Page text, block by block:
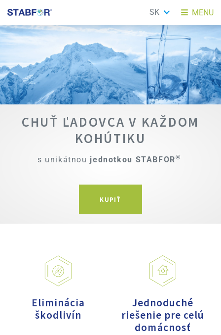
CHUŤ ĽADOVCA V KAŽDOM
KOHÚTIKU
s unikátnou jednotkou STABFOR®
KUPIŤ
Eliminácia
škodlivín
Jednoduché
riešenie pre celú
domácnosť
MENU
SK